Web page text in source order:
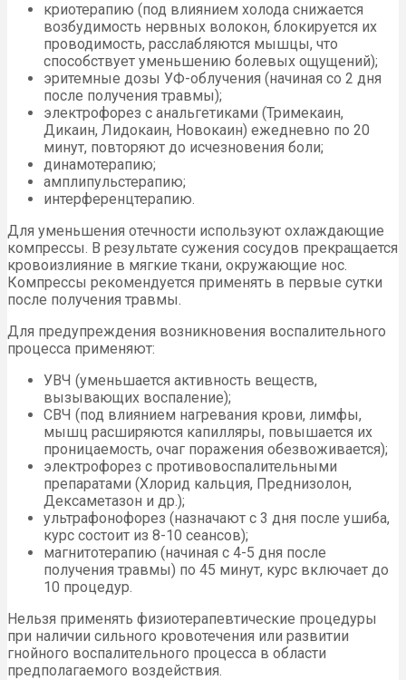
криотерапию (под влиянием холода снижается
возбудимость нервных волокон, блокируется их
проводимость, расслабляются мышцы, что
способствует уменьшению болевых ощущений);
эритемные дозы УФ-облучения (начиная со 2 дня
после получения травмы);
электрофорез с анальгетиками (Тримекаин,
Дикаин, Лидокаин, Новокаин) ежедневно по 20
минут, повторяют до исчезновения боли;
динамотерапию;
амплипульстерапию;
интерференцтерапию.
Для уменьшения отечности используют охлаждающие
компрессы. В результате сужения сосудов прекращается
кровоизлияние в мягкие ткани, окружающие нос.
Компрессы рекомендуется применять в первые сутки
после получения травмы.
Для предупреждения возникновения воспалительного
процесса применяют:
УВЧ (уменьшается активность веществ,
вызывающих воспаление);
СВЧ (под влиянием нагревания крови, лимфы,
мышц расширяются капилляры, повышается их
проницаемость, очаг поражения обезвоживается);
электрофорез с противовоспалительными
препаратами (Хлорид кальция, Преднизолон,
Дексаметазон и др.);
ультрафонофорез (назначают с 3 дня после ушиба,
курс состоит из 8-10 сеансов);
магнитотерапию (начиная с 4-5 дня после
получения травмы) по 45 минут, курс включает до
10 процедур.
Нельзя применять физиотерапевтические процедуры
при наличии сильного кровотечения или развитии
гнойного воспалительного процесса в области
предполагаемого воздействия.